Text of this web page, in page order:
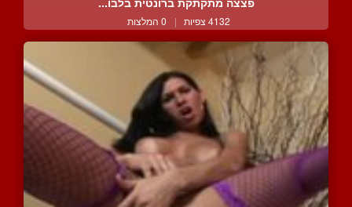
4132 צפיות | 0 המלצות